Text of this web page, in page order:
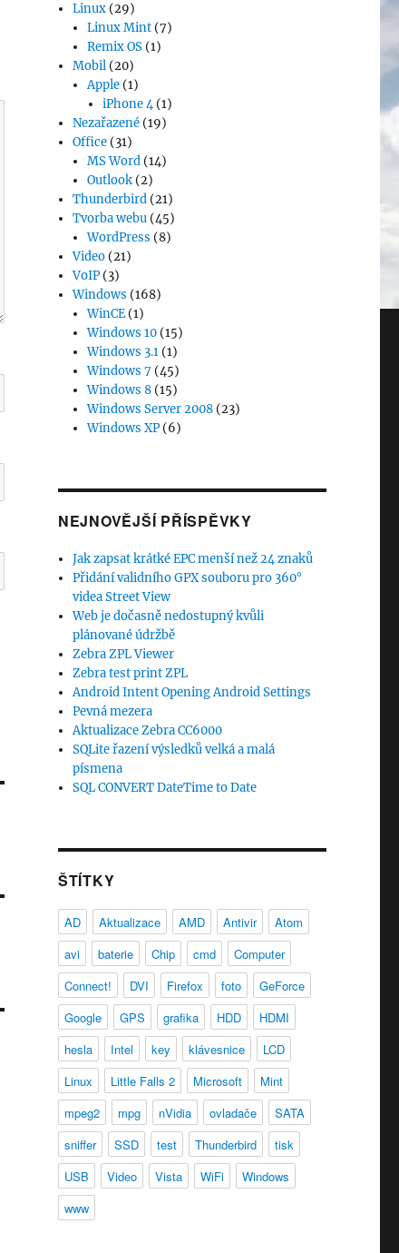
Linux (29)
Linux Mint (7)
Remix OS (1)
Mobil (20)
Apple (1)
iPhone 4(1)
Nezařazené (19)
Office (31)
MS Word (14)
Outlook (2)
Thunderbird (21)
Tvorba webu (45)
WordPress (8)
Video (21)
VoIP (3)
Windows (168)
WinCE (1)
Windows 10 (15)
Windows 3.1 (1)
Windows 7 (45)
Windows 8 (15)
Windows Server 2008 (23)
Windows XP (6)
NEJNOVĚJŠÍ PŘÍSPĚVKY
Jak zapsat krátké EPC menší než 24 znaků
Přidání validního GPX souboru pro 360°
videa Street View
Web je dočasně nedostupný kvůli
plánované údržbě
Zebra ZPL Viewer
Zebra test print ZPL
Android Intent Opening Android Settings
Pevná mezera
Aktualizace Zebra CC6000
SQLite řazení výsledků velká a malá
písmena
SQL CONVERT DateTime to Date
ŠTÍTKY
AD Aktualizace AMD Antivir
Atom
avi
baterie Chip cmd
Computer
Connect!
DVI Firefox foto
GeForce
Google
GPS grafika HDD
HDMI
hesla
Intel key klávesnice
LCD
Linux
Little Falls 2 Microsoft
Mint
mpeg2
mpg nVidia ovladače
SATA
sniffer
SSD test Thunderbird
tisk
USB
Video Vista WiFi
Windows
www